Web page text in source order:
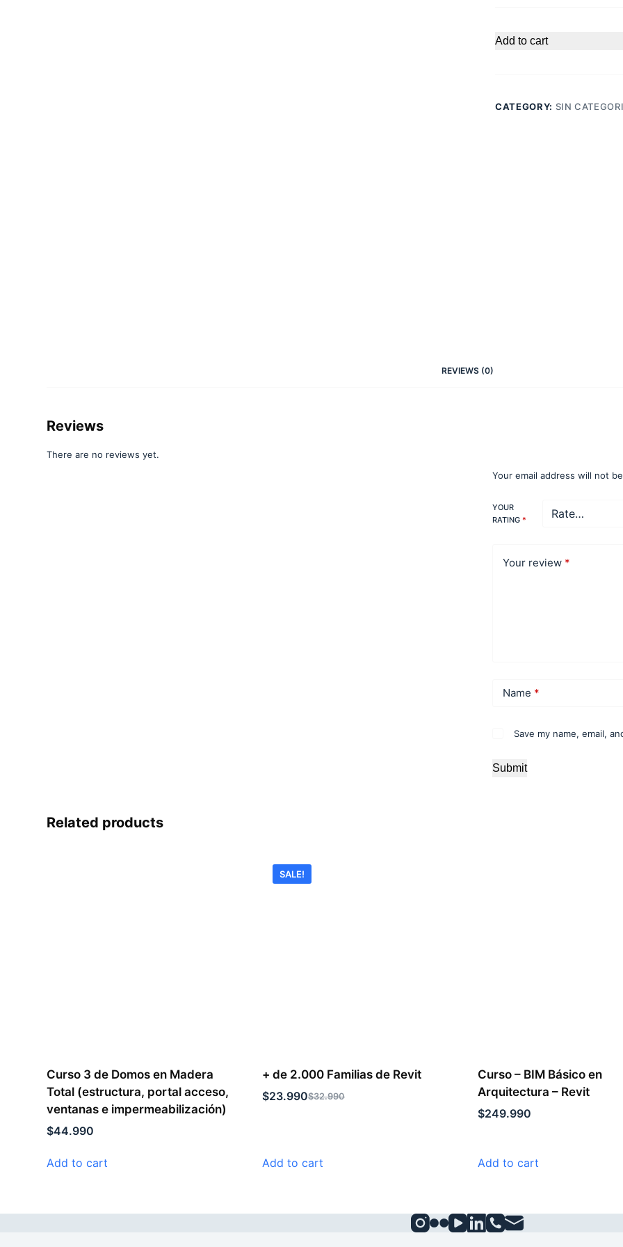
Add to cart
CATEGORY: SIN
REVIEWS (0)
Reviews
There are no reviews yet.
Your email address will not
YOUR
RATING*
Your review *
Name *
Save my name, email,
Submit
Related products
Curso 3 de Domos en Madera
Total (estructura, portal acceso,
ventanas e impermeabilización)
$44.990
Add to cart
SALE!
+ de 2.000 Familias de Revit
$32.990
$23.990
Add to cart
Curso – BIM Básico en
Arquitectura – Revit
$249.990
Add to cart